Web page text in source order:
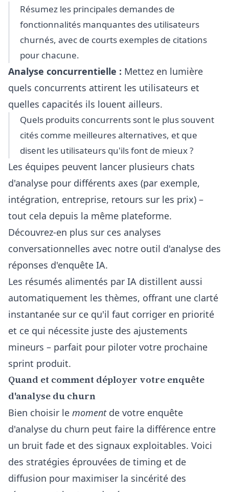
Résumez les principales demandes de
fonctionnalités manquantes des utilisateurs
churnés, avec de courts exemples de citations
pour chacune.
Analyse concurrentielle : Mettez en lumière
quels concurrents attirent les utilisateurs et
quelles capacités ils louent ailleurs.
Quels produits concurrents sont le plus souvent
cités comme meilleures alternatives, et que
disent les utilisateurs qu'ils font de mieux ?
Les équipes peuvent lancer plusieurs chats
d'analyse pour différents axes (par exemple,
intégration, entreprise, retours sur les prix) –
tout cela depuis la même plateforme.
Découvrez-en plus sur ces analyses
conversationnelles avec notre outil d'analyse des
réponses d'enquête IA.
Les résumés alimentés par IA distillent aussi
automatiquement les thèmes, offrant une clarté
instantanée sur ce qu'il faut corriger en priorité
et ce qui nécessite juste des ajustements
mineurs – parfait pour piloter votre prochaine
sprint produit.
Quand et comment déployer votre enquête
d'analyse du churn
Bien choisir le momentde votre enquête
d'analyse du churn peut faire la différence entre
un bruit fade et des signaux exploitables. Voici
des stratégies éprouvées de timing et de
diffusion pour maximiser la sincérité des